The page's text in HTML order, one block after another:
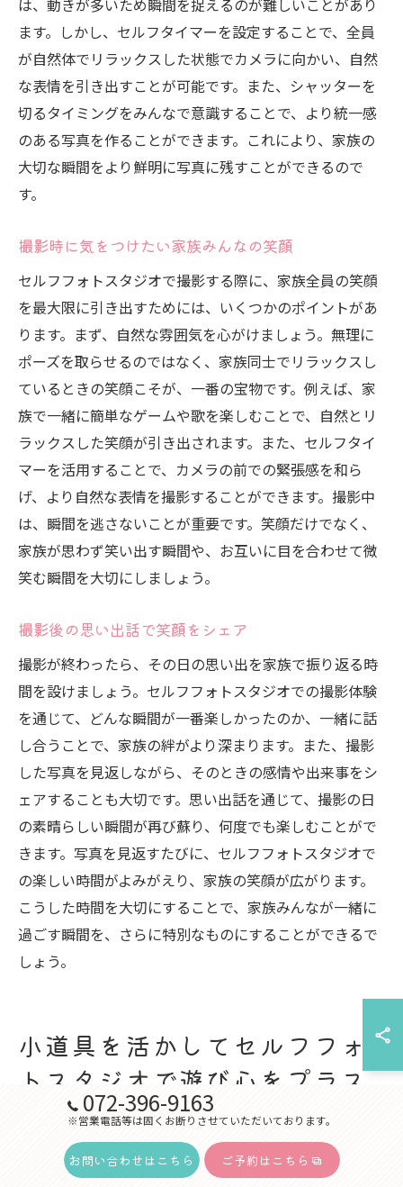
ます。しかし、セルフタイマーを設定することで、全員
が自然体でリラックスした状態でカメラに向かい、自然
な表情を引き出すことが可能です。また、シャッターを
切るタイミングをみんなで意識することで、より統一感
のある写真を作ることができます。これにより、家族の
大切な瞬間をより鮮明に写真に残すことができるので
す。
撮影時に気をつけたい家族みんなの笑顔
セルフフォトスタジオで撮影する際に、家族全員の笑顔
を最大限に引き出すためには、いくつかのポイントがあ
ります。まず、自然な雰囲気を心がけましょう。無理に
ポーズを取らせるのではなく、家族同士でリラックスし
ているときの笑顔こそが、一番の宝物です。例えば、家
族で一緒に簡単なゲームや歌を楽しむことで、自然とリ
ラックスした笑顔が引き出されます。また、セルフタイ
マーを活用することで、カメラの前での緊張感を和ら
げ、より自然な表情を撮影することができます。撮影中
は、瞬間を逃さないことが重要です。笑顔だけでなく、
家族が思わず笑い出す瞬間や、お互いに目を合わせて微
笑む瞬間を大切にしましょう。
撮影後の思い出話で笑顔をシェア
撮影が終わったら、その日の思い出を家族で振り返る時
間を設けましょう。セルフフォトスタジオでの撮影体験
を通じて、どんな瞬間が一番楽しかったのか、一緒に話
し合うことで、家族の絆がより深まります。また、撮影
した写真を見返しながら、そのときの感情や出来事をシ
ェアすることも大切です。思い出話を通じて、撮影の日
の素晴らしい瞬間が再び蘇り、何度でも楽しむことがで
きます。写真を見返すたびに、セルフフォトスタジオで
の楽しい時間がよみがえり、家族の笑顔が広がります。
こうした時間を大切にすることで、家族みんなが一緒に
過ごす瞬間を、さらに特別なものにすることができるで
しょう。
小道具を活かしてセルフフォ
トスタジオで遊び心をプラス
遊び心を引き出す小道具の選び方
セルフフォトスタジオでの撮影の楽しさは、小道具をど
072-396-9163
※営業電話等は固くお断りさせていただいております。
お問い合わせはこちら ご予約はこちら